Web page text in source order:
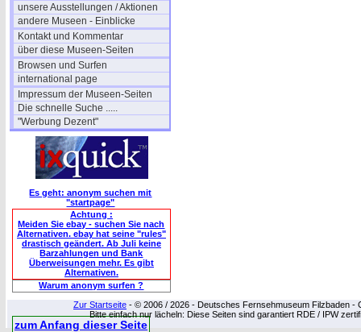
unsere Ausstellungen / Aktionen
andere Museen - Einblicke
Kontakt und Kommentar
über diese Museen-Seiten
Browsen und Surfen
international page
Impressum der Museen-Seiten
Die schnelle Suche .....
"Werbung Dezent"
Es geht: anonym suchen mit
"startpage"
Achtung :
Meiden Sie ebay - suchen Sie nach
Alternativen. ebay hat seine "rules"
drastisch geändert. Ab Juli keine
Barzahlungen und Bank
Überweisungen mehr. Es gibt
Alternativen.
Warum anonym surfen ?
Zur Startseite - © 2006 / 2026 - Deutsches Fernsehmuseum Filzbaden -
Bitte einfach nur lächeln: Diese Seiten sind garantiert RDE / IPW
zum Anfang dieser Seite